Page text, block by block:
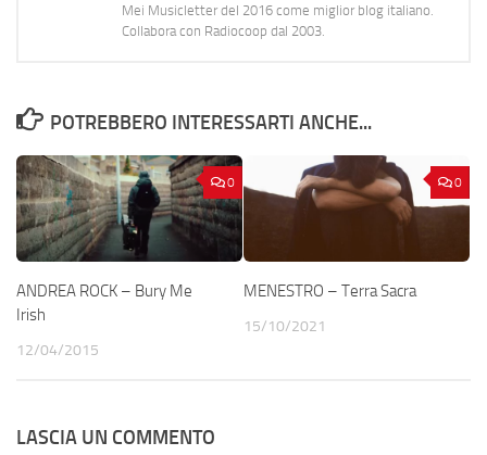
Mei Musicletter del 2016 come miglior blog italiano.
Collabora con Radiocoop dal 2003.
POTREBBERO INTERESSARTI ANCHE...
0
ANDREA ROCK – Bury Me
Irish
12/04/2015
0
MENESTRO – Terra Sacra
15/10/2021
LASCIA UN COMMENTO